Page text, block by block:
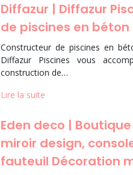
Diffazur | Diffazur
de piscines en
Constructeur de piscines en
Diffazur Piscines vous
construction de…
Lire la suite
Eden deco |
miroir design,
fauteuil Décoration